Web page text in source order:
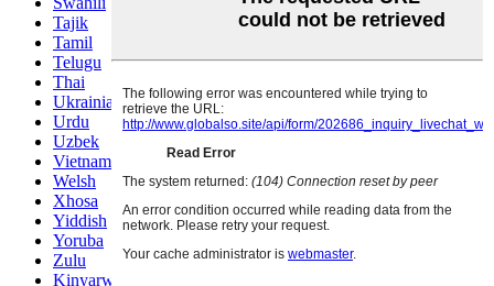
Tajik
Tamil
Telugu
Thai
Ukrainian
Urdu
Uzbek
Vietnamese
Welsh
Xhosa
Yiddish
Yoruba
Zulu
Kinyarwanda